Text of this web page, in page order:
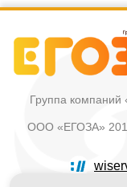
Группа компаний
ООО «ЕГОЗА»